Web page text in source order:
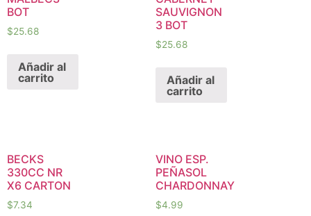
BOT
$25.68
Añadir al
carrito
SAUVIGNON
3 BOT
$25.68
Añadir al
carrito
BECKS
330CC NR
X6 CARTON
$7.34
VINO ESP.
PEÑASOL
CHARDONNAY
$4.99